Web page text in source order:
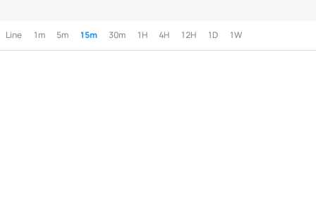
Line 1m 5m 15m 30m 1H 4H 12H 1D 1W